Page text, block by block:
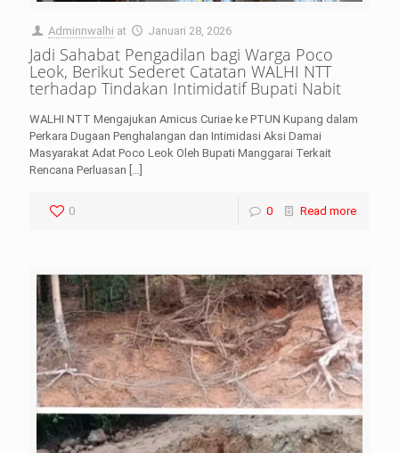
Adminnwalhi at Januari 28, 2026
Jadi Sahabat Pengadilan bagi Warga Poco
Leok, Berikut Sederet Catatan WALHI NTT
terhadap Tindakan Intimidatif Bupati Nabit
WALHI NTT Mengajukan Amicus Curiae ke PTUN Kupang dalam
Perkara Dugaan Penghalangan dan Intimidasi Aksi Damai
Masyarakat Adat Poco Leok Oleh Bupati Manggarai Terkait
Rencana Perluasan
0 0 Read more